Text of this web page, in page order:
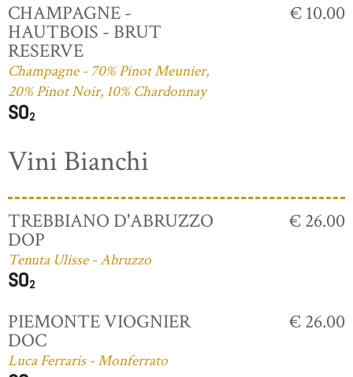
CHAMPAGNE -
HAUTBOIS - BRUT
RESERVE
Champagne - 70% Pinot Meunier,
20% Pinot Noir, 10% Chardonnay
€ 10.00
Vini Bianchi
TREBBIANO D'ABRUZZO
DOP
Tenuta Ulisse - Abruzzo
€ 26.00
PIEMONTE VIOGNIER
DOC
Luca Ferraris - Monferrato
€ 26.00